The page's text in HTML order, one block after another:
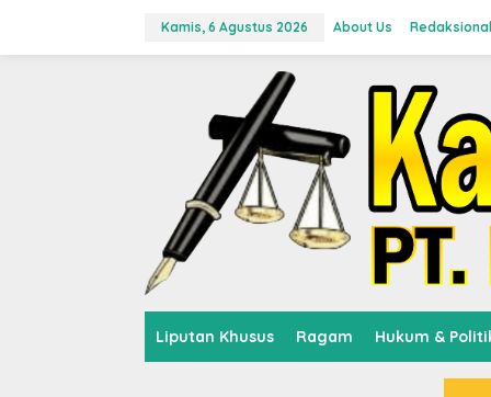
Kamis, 6 Agustus 2026 About Us Redaksional
Liputan Khusus Ragam Hukum &